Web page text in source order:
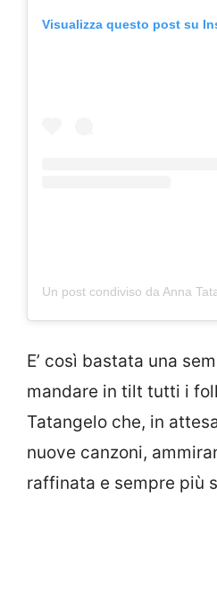
Visualizza questo post su
E’ così bastata una
mandare in tilt tutti i
Tatangelo che, in
nuove canzoni,
raffinata e sempre più